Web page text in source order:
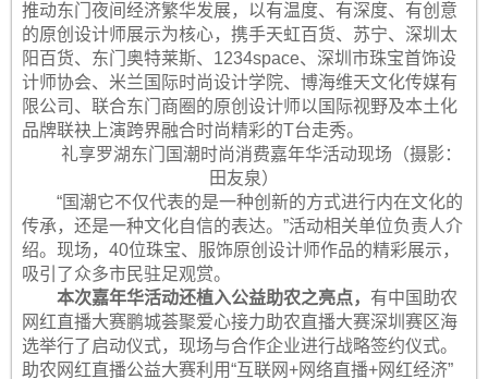
推动东门夜间经济繁华发展，以有温度、有深度、有创意
的原创设计师展示为核心，携手天虹百货、苏宁、深圳太
阳百货、东门奥特莱斯、1234space、深圳市珠宝首饰设
计师协会、米兰国际时尚设计学院、博海维天文化传媒有
限公司、联合东门商圈的原创设计师以国际视野及本土化
品牌联袂上演跨界融合时尚精彩的T台走秀。
礼享罗湖东门国潮时尚消费嘉年华活动现场（摄影：
田友泉）
“国潮它不仅代表的是一种创新的方式进行内在文化的
传承，还是一种文化自信的表达。”活动相关单位负责人介
绍。现场，40位珠宝、服饰原创设计师作品的精彩展示，
吸引了众多市民驻足观赏。
本次嘉年华活动还植入公益助农之亮点， 有中国助农
网红直播大赛鹏城荟聚爱心接力助农直播大赛深圳赛区海
选举行了启动仪式，现场与合作企业进行战略签约仪式。
助农网红直播公益大赛利用“互联网+网络直播+网红经济”